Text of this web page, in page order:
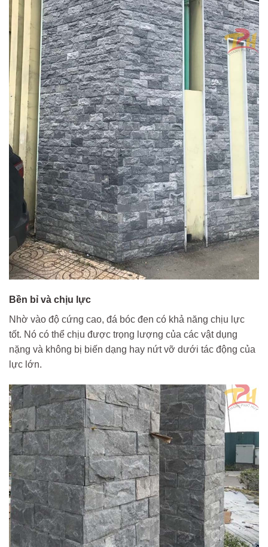
Bền bỉ và chịu lực
Nhờ vào độ cứng cao, đá bóc đen có khả năng chịu lực
tốt. Nó có thể chịu được trọng lượng của các vật dụng
nặng và không bị biến dạng hay nứt vỡ dưới tác động của
lực lớn.